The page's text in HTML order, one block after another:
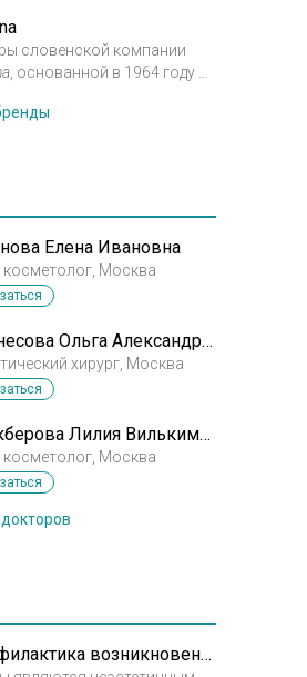
кожи и
ее возрастных
В наши дни способ
применяется более чем в
потрясающий результат.
словенской компании
, основанной в 1964 году —
является
европейским
лазерного
для медицинского
Елена Ивановна
косметолог, Москва
Ованесова Ольга Александровна
хирург, Москва
Аликберова Лилия Вилькимовна
косметолог, Москва
Профилактика возникновения рубцов